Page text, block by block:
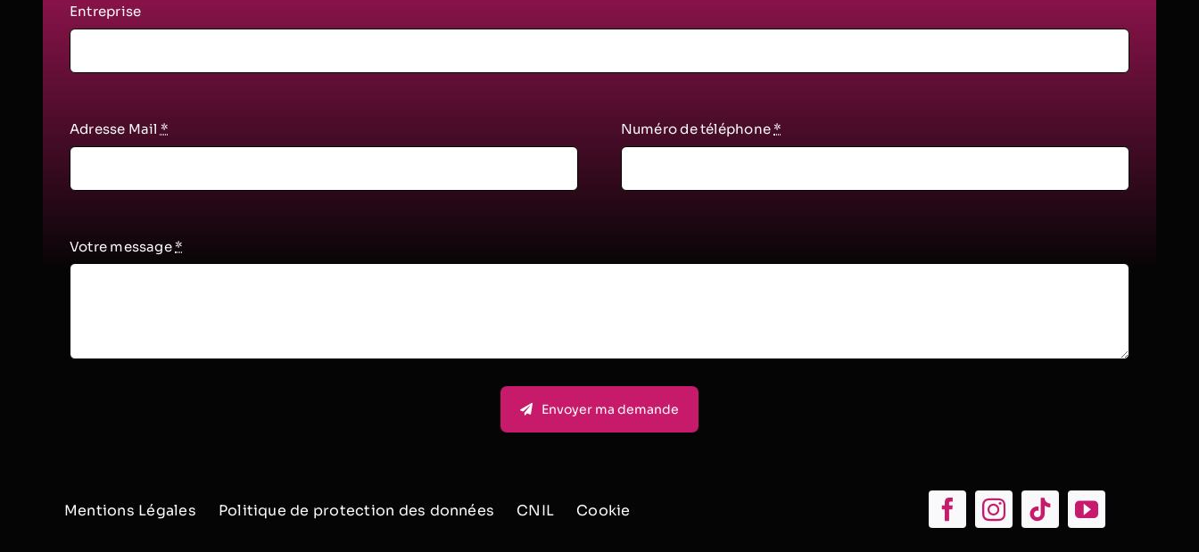
Entreprise
Adresse Mail * Numéro de téléphone *
Votre message*
Envoyer ma demande
Mentions Légales Politique de protection des données CNIL Cookie